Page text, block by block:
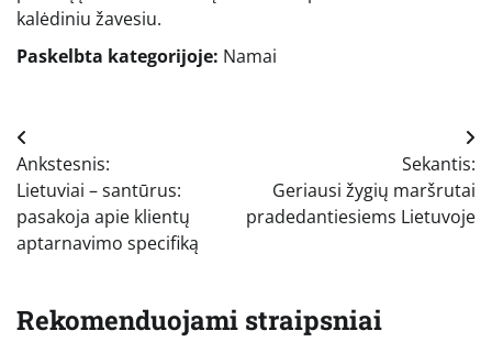
kalėdiniu žavesiu.
Paskelbta kategorijoje: Namai
Navigacija
tarp
įrašų
Ankstesnis:
Lietuviai – santūrus:
pasakoja apie klientų
aptarnavimo specifiką
Sekantis:
Geriausi žygių maršrutai
pradedantiesiems Lietuvoje
Rekomenduojami straipsniai